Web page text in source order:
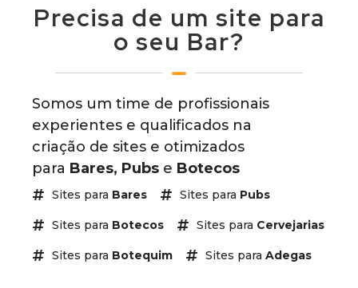
Precisa de um site para
o seu Bar?
Somos um time de profissionais
experientes e qualificados na
criação de sites e otimizados
para Bares, Pubs e Botecos
Sites para Bares Sites para Pubs
Sites para Botecos Sites para Cervejarias
Sites para Botequim Sites para Adegas